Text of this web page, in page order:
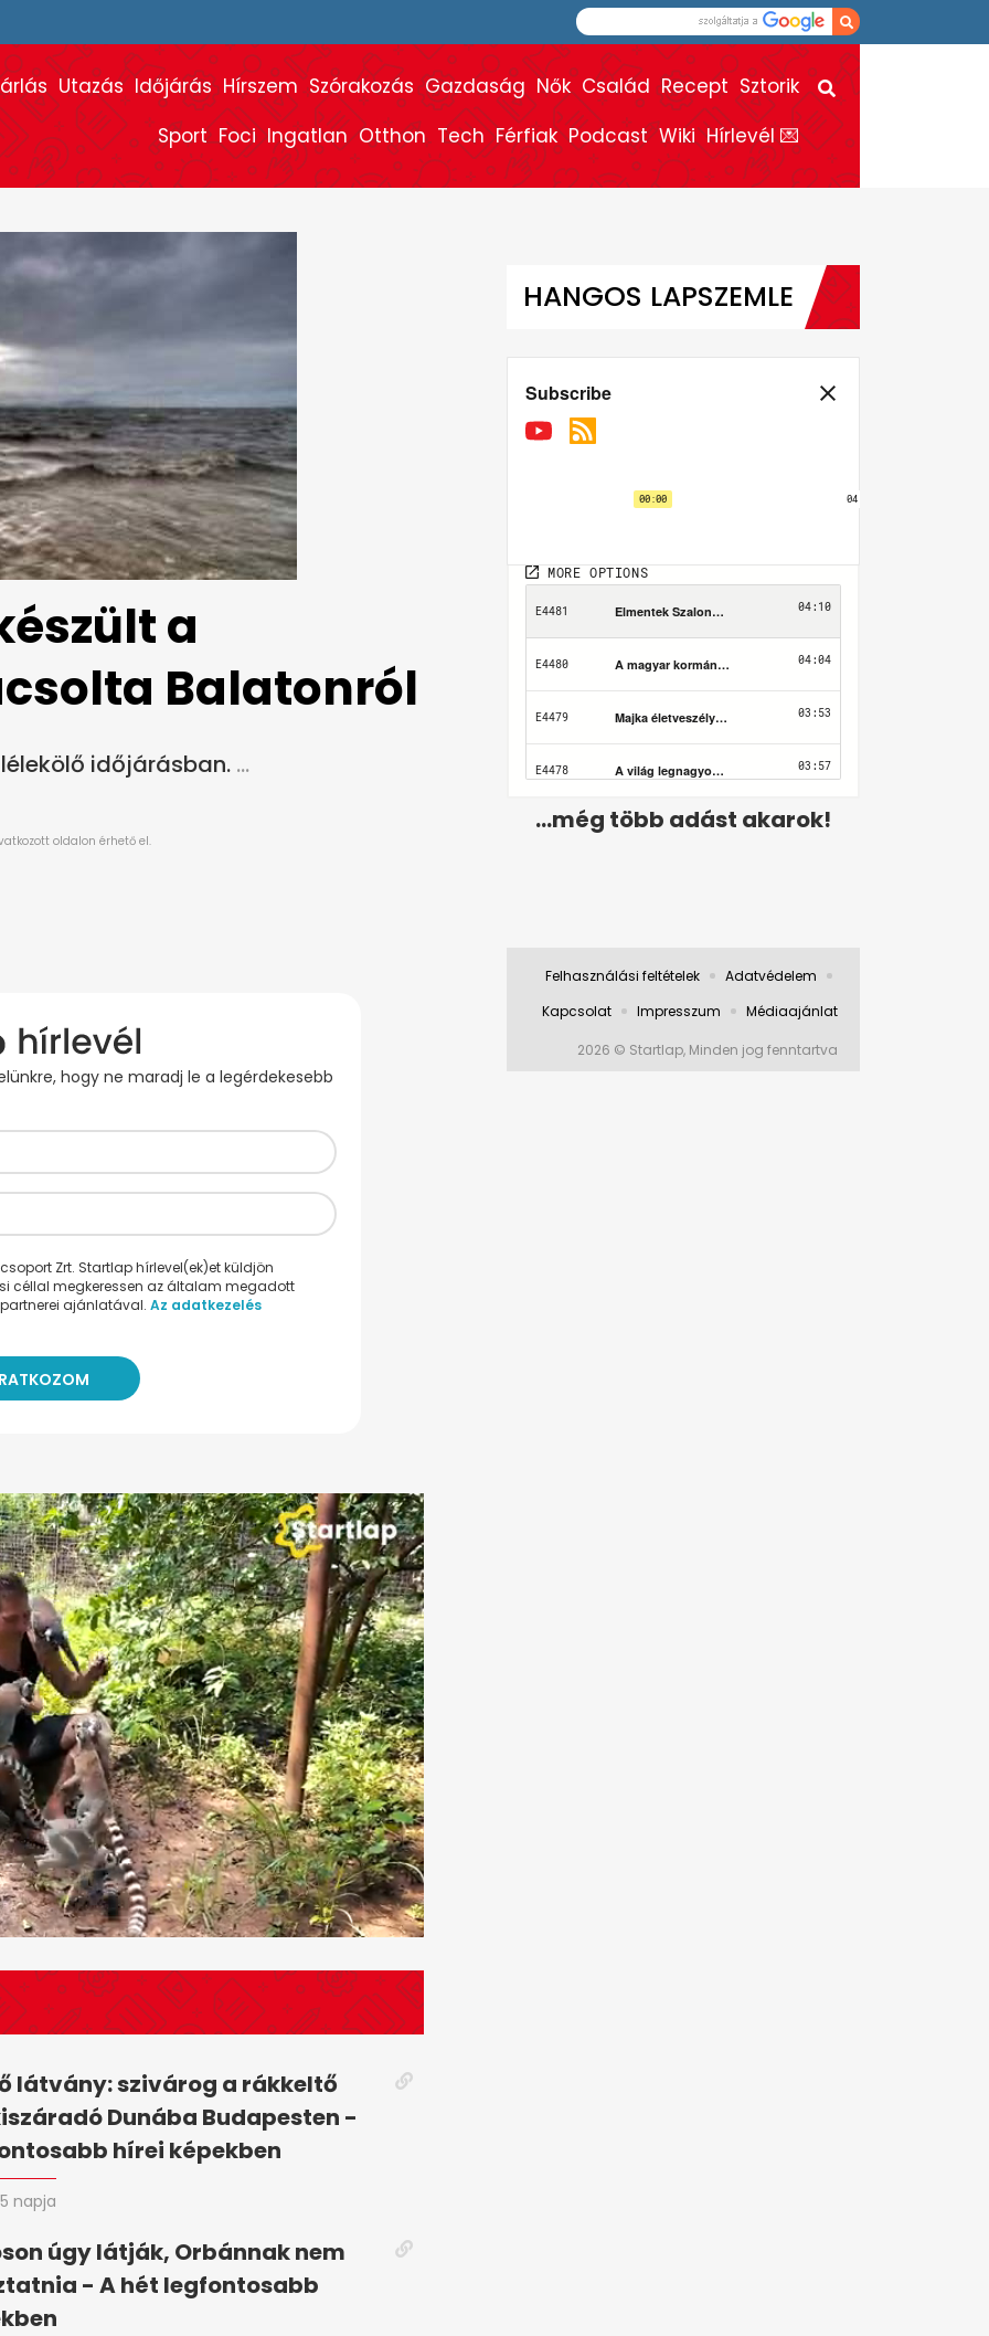
Utazás Időjárás Hírszem Szórakozás Gazdaság Nők Család Recept Sztorik
Sport Foci Ingatlan Otthon Tech Férfiak Podcast Wiki Hírlevél 💌
a
Balatonról
időjárásban.
hogy ne maradj le a legérdekesebb
Zrt. Startlap hírlevel(ek)et küldjön
céllal megkeressen az általam megadott
ajánlatával. Az adatkezelés
látvány: szivárog a rákkeltő
Dunába Budapesten -
hírei képekben
5 napja
úgy látják, Orbánnak nem
- A hét legfontosabb
HANGOS LAPSZEMLE
...még több adást akarok!
Felhasználási feltételek
Adatvédelem
Kapcsolat
Impresszum Médiaajánlat
2026 © Startlap, Minden jog fenntartva